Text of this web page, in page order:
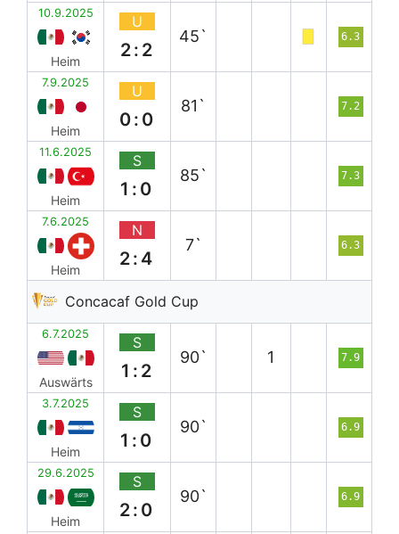
10.9.2025
Heim
U
2:2
45` 6.3
7.9.2025
Heim
U
0:0
81` 7.2
11.6.2025
Heim
S
1:0
85` 7.3
7.6.2025
Heim
N
2:4
7` 6.3
Concacaf Gold Cup
6.7.2025
Auswärts
S
1:2
90` 1 7.9
3.7.2025
Heim
S
1:0
90` 6.9
29.6.2025
Heim
S
2:0
90` 6.9